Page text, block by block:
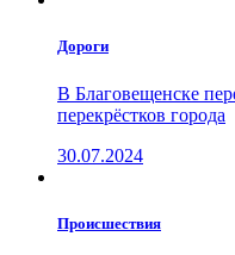
Дороги
В Благовещенске
перекрёстков города
30.07.2024
Проиcшествия